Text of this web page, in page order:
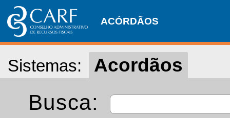
ACÓRDÃOS
Sistemas: Acordãos
Busca: